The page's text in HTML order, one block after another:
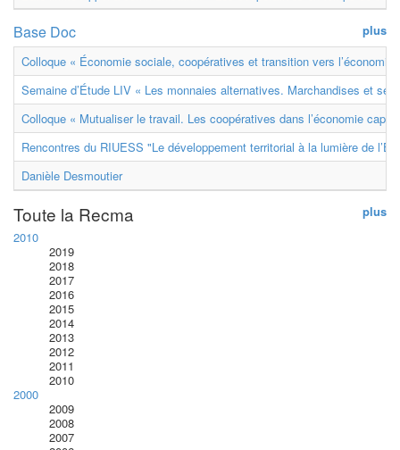
plus
Base Doc
Colloque « Économie sociale, coopératives et transition vers
Semaine d’Étude LIV « Les monnaies alternatives. Marchandises et
Colloque « Mutualiser le travail. Les coopératives dans l’économie
Rencontres du RIUESS "Le développement territorial à la lumière de
Danièle Desmoutier
plus
Toute la Recma
2010
2019
2018
2017
2016
2015
2014
2013
2012
2011
2010
2000
2009
2008
2007